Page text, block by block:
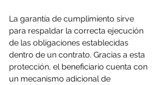
La garantía de cumplimiento sirve
para respaldar la correcta ejecución
de las obligaciones establecidas
dentro de un contrato. Gracias a esta
protección, el beneficiario cuenta con
un mecanismo adicional de